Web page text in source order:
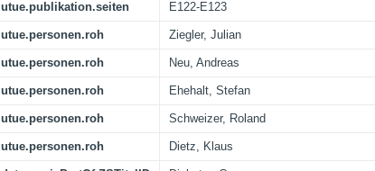
utue.publikation.seiten E122-E123
utue.personen.roh Ziegler, Julian
utue.personen.roh Neu, Andreas
utue.personen.roh Ehehalt, Stefan
utue.personen.roh Schweizer, Roland
utue.personen.roh Dietz, Klaus